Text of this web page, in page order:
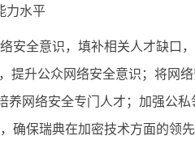
力水平
安全意识，填补相关人才缺口
提升公众网络安全意识；将网
养网络安全专门人才；加强公
确保瑞典在加密技术方面的领先